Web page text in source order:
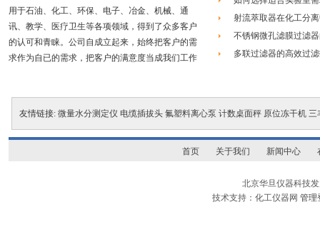
用于石油、化工、环保、电子、冶金、机械、通
讯、教学、医疗卫生等各项领域，得到了众多客户
的认可和青睐。公司自成立起来，始终把客户的需
求作为自已的需求，把客户的满意度当成我们工作
详细内容
射流萃取器在化工分
不锈钢微孔滤膜过滤
多联过滤器的高效过
友情链接: 微量水分测定仪 电缆插拔头 氟塑料离心泵 计数桌面秤 原位冻干机 三
首页 关于我们 新闻中心
北京华旦仪器科技发
技术支持：化工仪器网管理